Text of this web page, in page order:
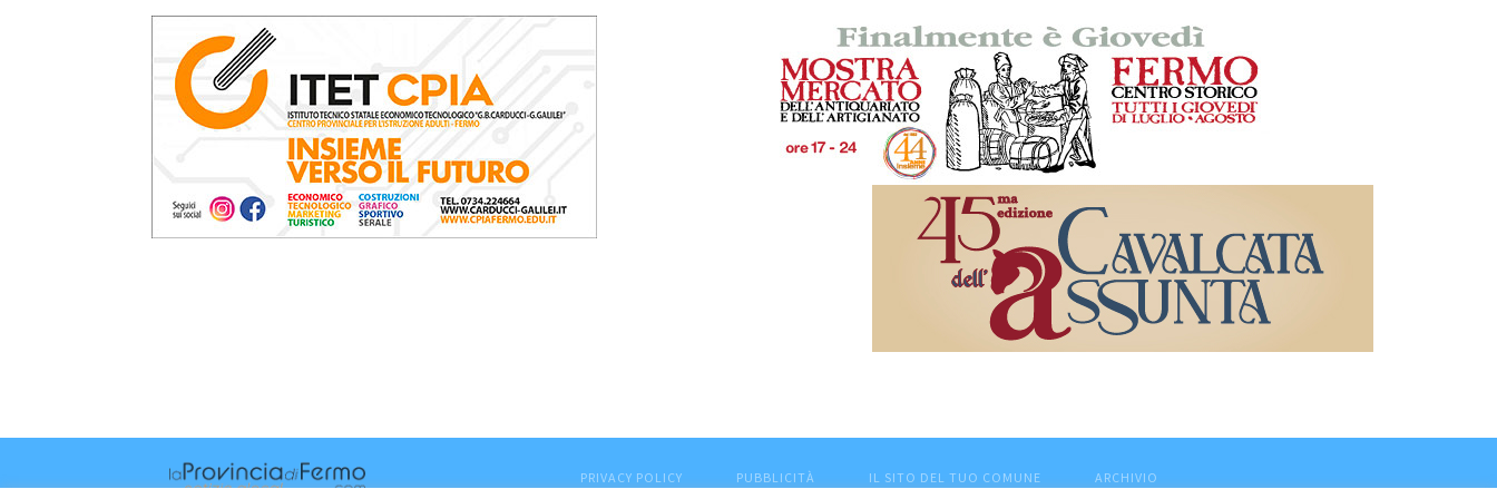
PRIVACY POLICY PUBBLICITÀ IL SITO DEL TUO COMUNE ARCHIVIO